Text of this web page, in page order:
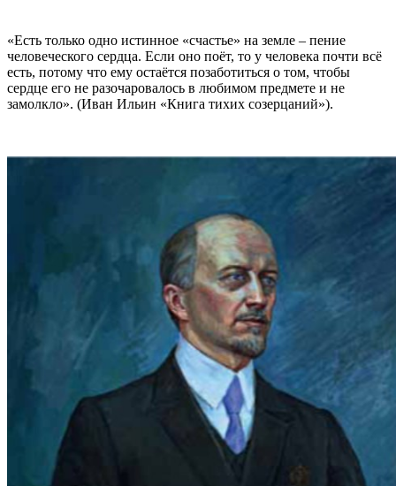
«Есть только одно истинное «счастье» на земле – пение
человеческого сердца. Если оно поёт, то у человека почти всё
есть, потому что ему остаётся позаботиться о том, чтобы
сердце его не разочаровалось в любимом предмете и не
замолкло». (Иван Ильин «Книга тихих созерцаний»).